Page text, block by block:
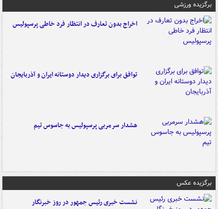
برگزیده ورزشی
اخراج بدون تعارف در انتظار فرد خاطی پرسپولیس
توافق برای برگزاری دیدار دوستانه ایران و آذربایجان
هشدار سرمربی پرسپولیس به جاسوس تیم
برگزیده عکس
نشست خبری رئیس جمهور در روز خبرنگار